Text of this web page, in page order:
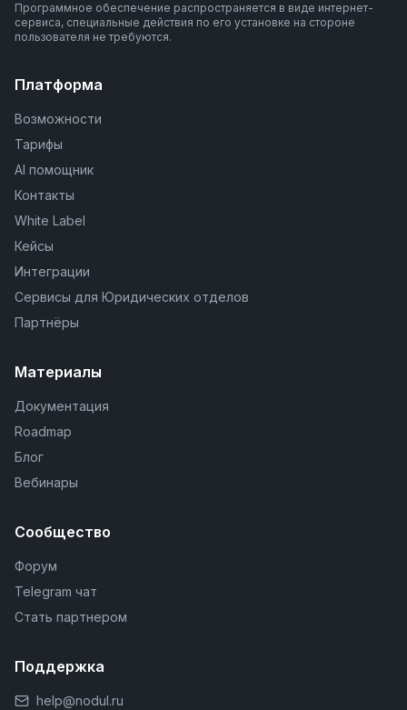
Программное обеспечение распространяется в виде интернет-
сервиса, специальные действия по его установке на стороне
пользователя не требуются.
Платформа
Возможности
Тарифы
AI помощник
Контакты
White Label
Кейсы
Интеграции
Сервисы для Юридических отделов
Партнёры
Материалы
Документация
Roadmap
Блог
Вебинары
Сообщество
Форум
Telegram чат
Стать партнером
Поддержка
help@nodul.ru